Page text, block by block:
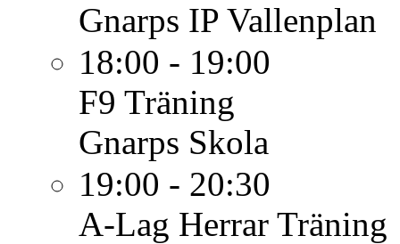
Gnarps IP Vallenplan
18:00 - 19:00
F9 Träning
Gnarps Skola
19:00 - 20:30
A-Lag Herrar Träning